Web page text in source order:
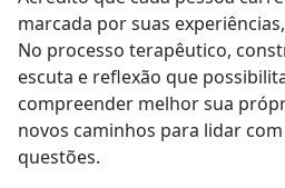
marcada por suas
No processo terapêutico,
escuta e reflexão que
compreender melhor sua
novos caminhos para lidar
questões.